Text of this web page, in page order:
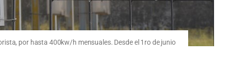
por hasta 400kw/h mensuales. Desde el 1ro de junio